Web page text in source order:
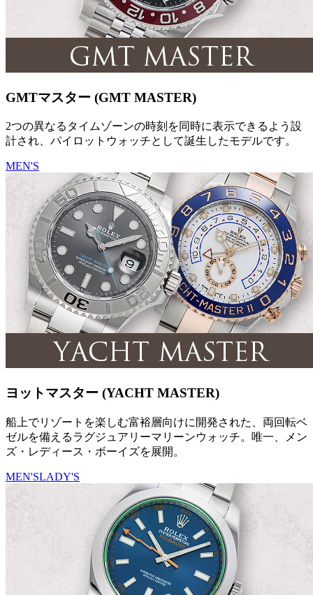
GMTマスター (GMT MASTER)
2つの異なるタイムゾーンの時刻を同時に表示できるよう設
計され、パイロットウォッチとして誕生したモデルです。
MEN'S
ヨットマスター (YACHT MASTER)
船上でリゾートを楽しむ富裕層向けに開発された、両回転ベ
ゼルを備えるラグジュアリーマリーンウォッチ。唯一、メン
ズ・レディース・ボーイズを展開。
MEN'SLADY'S